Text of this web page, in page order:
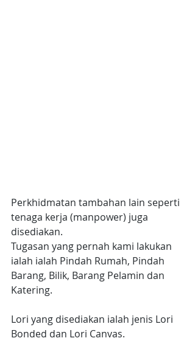
Perkhidmatan tambahan lain seperti
tenaga kerja (manpower) juga
disediakan.
Tugasan yang pernah kami lakukan
ialah ialah Pindah Rumah, Pindah
Barang, Bilik, Barang Pelamin dan
Katering.
Lori yang disediakan ialah jenis Lori
Bonded dan Lori Canvas.